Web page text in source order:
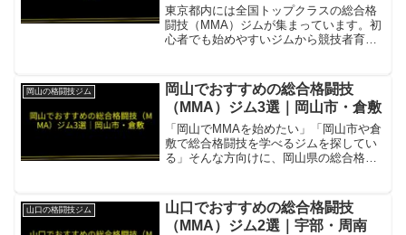
東京都内には全国トップクラスの総合格
闘技（MMA）ジムが集まっています。初
心者でも始めやすいジムから競技者育成
者向けカスタマイズメニューと競技志向
クラスを...
岡山の格闘技ジム
岡山でおすすめの総合格闘技
（MMA）ジム3選｜岡山市・倉敷
「岡山でMMAを始めたい」「岡山市や倉
敷で総合格闘技を学べるジムを探してい
る」そんな方向けに、岡山県の総合格闘
ジム・JBJJF公認アカデミー。MMA・総
合格闘技・...
山口の格闘技ジム
山口でおすすめの総合格闘技
（MMA）ジム2選｜宇部・周南